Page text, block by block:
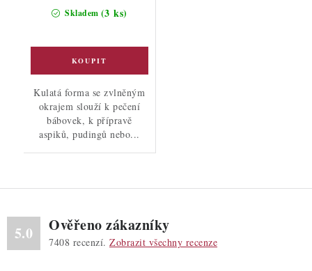
Skladem (3 ks)
Kulatá forma se zvlněným
okrajem slouží k pečení
bábovek, k přípravě
aspiků, pudingů nebo...
5.0 Ověřeno zákazníky
7408 recenzí. Zobrazit všechny recenze